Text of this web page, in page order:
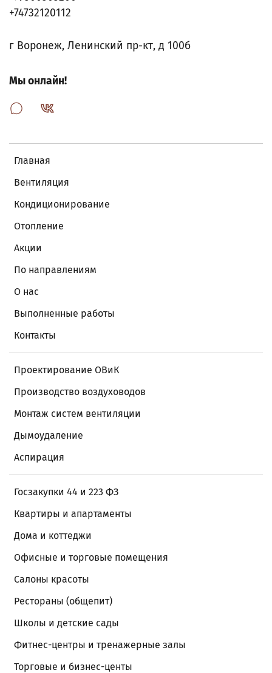
Главная
Вентиляция
Кондиционирование
Отопление
Акции
По направлениям
О нас
Выполненные работы
Контакты
Проектирование ОВиК
Производство воздуховодов
Монтаж систем вентиляции
Дымоудаление
Аспирация
Госзакупки 44 и 223 ФЗ
Квартиры и апартаменты
Дома и коттеджи
Офисные и торговые помещения
Салоны красоты
Рестораны (общепит)
Школы и детские сады
Фитнес-центры и тренажерные залы
Торговые и бизнес-центы
+74732120112
г Воронеж, Ленинский пр-кт, д 100б
Мы онлайн!